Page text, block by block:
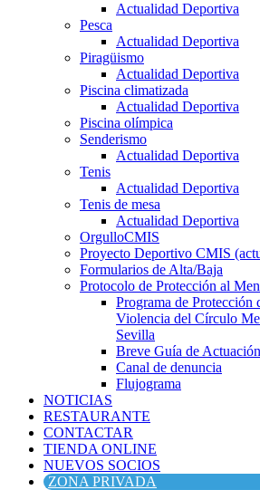
Actualidad Deportiva
Pesca
Actualidad Deportiva
Piragüismo
Actualidad Deportiva
Piscina climatizada
Actualidad Deportiva
Piscina olímpica
Senderismo
Actualidad Deportiva
Tenis
Actualidad Deportiva
Tenis de mesa
Actualidad Deportiva
OrgulloCMIS
Proyecto Deportivo CMIS
Formularios de Alta/Baja
Protocolo de Protección al
Programa de Protección
Violencia del Círculo
Sevilla
Breve Guía de Actuación
Canal de denuncia
Flujograma
NOTICIAS
RESTAURANTE
CONTACTAR
TIENDA ONLINE
NUEVOS SOCIOS
ZONA PRIVADA